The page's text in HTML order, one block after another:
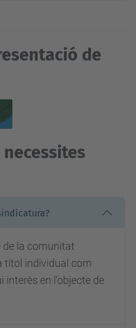
de
de la comunitat
títol individual com
interès en l’objecte de